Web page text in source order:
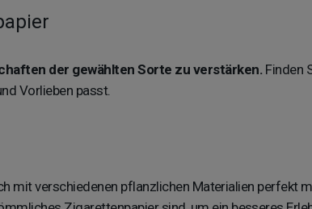
der gewählten Sorte zu verstärken. Finden
Vorlieben passt.
mit verschiedenen pflanzlichen Materialien perfekt